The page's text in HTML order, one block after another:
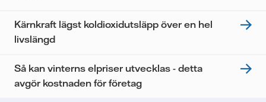
Kärnkraft lägst koldioxidutsläpp över en hel
livslängd
Så kan vinterns elpriser utvecklas - detta
avgör kostnaden för företag